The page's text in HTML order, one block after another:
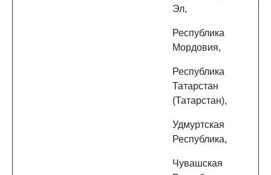
Эл,
Республика
Мордовия,
Республика
Татарстан
(Татарстан),
Удмуртская
Республика,
Чувашская